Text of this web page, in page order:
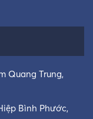
Quang Trung,
Bình Phước,